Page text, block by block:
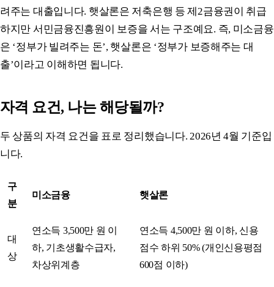
려주는 대출입니다. 햇살론은 저축은행 등 제2금융권이 취급
하지만 서민금융진흥원이 보증을 서는 구조예요. 즉, 미소금융
은 ‘정부가 빌려주는 돈’, 햇살론은 ‘정부가 보증해주는 대
출’이라고 이해하면 됩니다.
자격 요건, 나는 해당될까?
두 상품의 자격 요건을 표로 정리했습니다. 2026년 4월 기준입
니다.
구
분
미소금융 햇살론
대
상
연소득 3,500만 원 이
하, 기초생활수급자,
차상위계층
연소득 4,500만 원 이하, 신용
점수 하위 50% (개인신용평점
600점 이하)